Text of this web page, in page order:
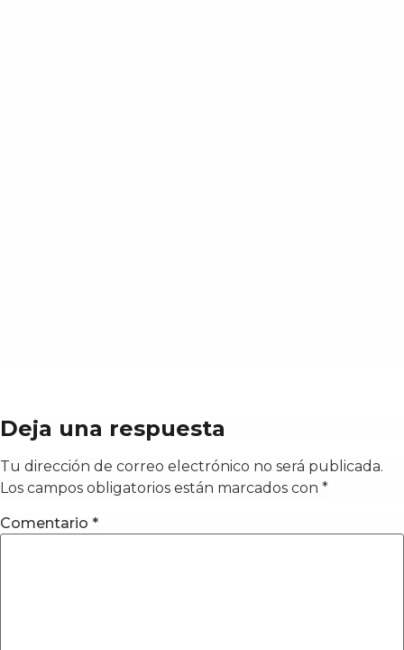
Deja una respuesta
Tu dirección de correo electrónico no será publicada.
Los campos obligatorios están marcados con *
Comentario *